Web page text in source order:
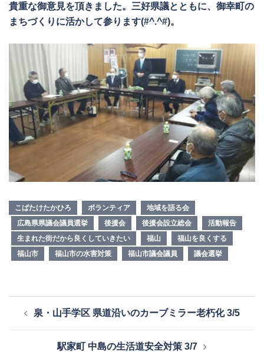
貴重な御意見を頂きました。三好県議とともに、御幸町の
まちづくりに活かして参ります(#^.^#)。
こばたけたかひろ ボランティア
地域を語る会
広島県県議会議員選挙
後援会 後援会設立総会
活動報告
生まれた街だから良くしていきたい
福山
福山を良くする
福山市
福山市の水害対策 福山市議会議員 議会選挙
泉・山手学区 県道沿いのカーブミラー老朽化 3/5
駅家町 中島の生活道安全対策 3/7